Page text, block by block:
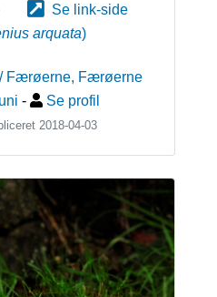
Se link-side
arquata)
Færøerne, Færøerne
- Se profil
2018-04-03